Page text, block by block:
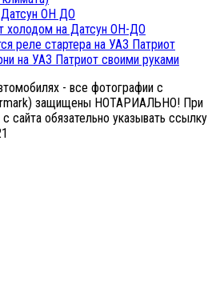
Датсун ОН ДО
холодом на Датсун ОН-ДО
реле стартера на УАЗ Патриот
на УАЗ Патриот своими руками
- все фотографии с
защищены НОТАРИАЛЬНО! При
сайта обязательно указывать ссылку